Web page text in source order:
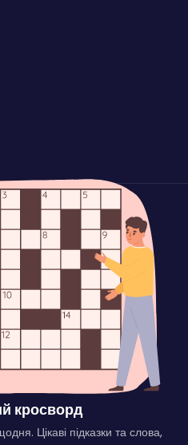
кросворд
Цікаві підказки та слова,